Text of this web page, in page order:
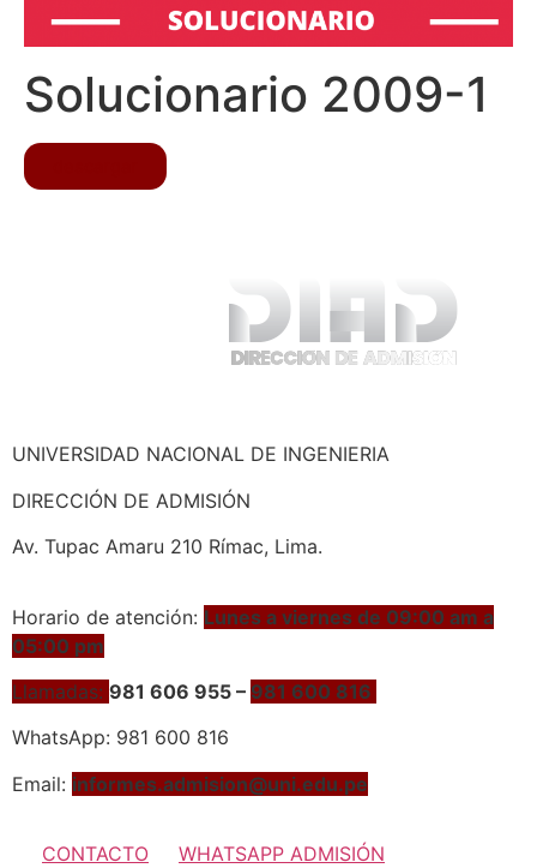
Solucionario 2009-1
UNIVERSIDAD NACIONAL DE INGENIERIA
DIRECCIÓN DE ADMISIÓN
Av. Tupac Amaru 210 Rímac, Lima.
Horario de atención: Lunes a viernes de 09:00 am a
05:00 pm
Llamadas: 981 606 955 – 981 600 816
WhatsApp: 981 600 816
Email: informes.admision@uni.edu.pe
CONTACTO WHATSAPP ADMISIÓN